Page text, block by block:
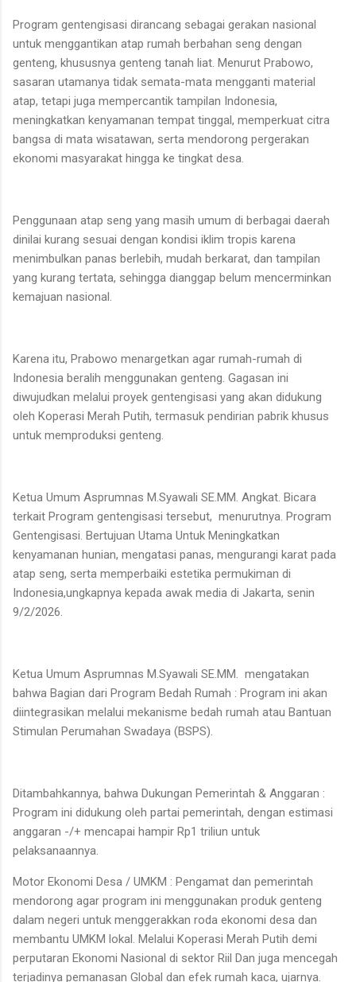
Program gentengisasi dirancang sebagai gerakan nasional
untuk menggantikan atap rumah berbahan seng dengan
genteng, khususnya genteng tanah liat. Menurut Prabowo,
sasaran utamanya tidak semata-mata mengganti material
atap, tetapi juga mempercantik tampilan Indonesia,
meningkatkan kenyamanan tempat tinggal, memperkuat citra
bangsa di mata wisatawan, serta mendorong pergerakan
ekonomi masyarakat hingga ke tingkat desa.
Penggunaan atap seng yang masih umum di berbagai daerah
dinilai kurang sesuai dengan kondisi iklim tropis karena
menimbulkan panas berlebih, mudah berkarat, dan tampilan
yang kurang tertata, sehingga dianggap belum mencerminkan
kemajuan nasional.
Karena itu, Prabowo menargetkan agar rumah-rumah di
Indonesia beralih menggunakan genteng. Gagasan ini
diwujudkan melalui proyek gentengisasi yang akan didukung
oleh Koperasi Merah Putih, termasuk pendirian pabrik khusus
untuk memproduksi genteng.
Ketua Umum Asprumnas M.Syawali SE.MM. Angkat. Bicara
terkait Program gentengisasi tersebut, menurutnya. Program
Gentengisasi. Bertujuan Utama Untuk Meningkatkan
kenyamanan hunian, mengatasi panas, mengurangi karat pada
atap seng, serta memperbaiki estetika permukiman di
Indonesia,ungkapnya kepada awak media di Jakarta, senin
9/2/2026.
Ketua Umum Asprumnas M.Syawali SE.MM. mengatakan
bahwa Bagian dari Program Bedah Rumah : Program ini akan
diintegrasikan melalui mekanisme bedah rumah atau Bantuan
Stimulan Perumahan Swadaya (BSPS).
Ditambahkannya, bahwa Dukungan Pemerintah & Anggaran :
Program ini didukung oleh partai pemerintah, dengan estimasi
anggaran -/+ mencapai hampir Rp1 triliun untuk
pelaksanaannya.
Motor Ekonomi Desa / UMKM : Pengamat dan pemerintah
mendorong agar program ini menggunakan produk genteng
dalam negeri untuk menggerakkan roda ekonomi desa dan
membantu UMKM lokal. Melalui Koperasi Merah Putih demi
perputaran Ekonomi Nasional di sektor Riil Dan juga mencegah
terjadinya pemanasan Global dan efek rumah kaca, ujarnya.